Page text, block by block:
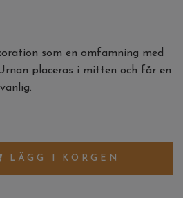
som en omfamning med
placeras i mitten och får en
LÄGG I KORGEN